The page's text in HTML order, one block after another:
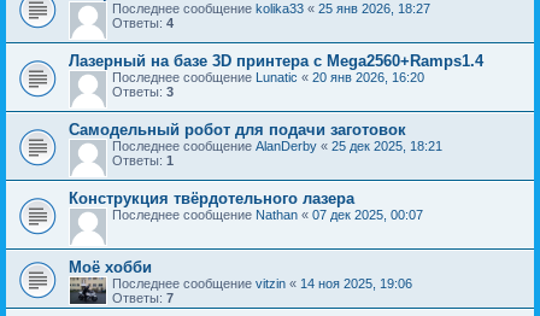
Последнее сообщение kolika33 « 25 янв 2026, 18:27
Ответы: 4
Лазерный на базе 3D принтера с Mega2560+Ramps1.4
Последнее сообщение Lunatic « 20 янв 2026, 16:20
Ответы: 3
Самодельный робот для подачи заготовок
Последнее сообщение AlanDerby « 25 дек 2025, 18:21
Ответы: 1
Конструкция твёрдотельного лазера
Последнее сообщение Nathan « 07 дек 2025, 00:07
Моё хобби
Последнее сообщение vitzin « 14 ноя 2025, 19:06
Ответы: 7